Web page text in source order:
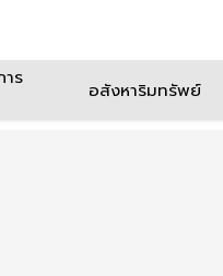
าร
อสังหาริมทรัพย์